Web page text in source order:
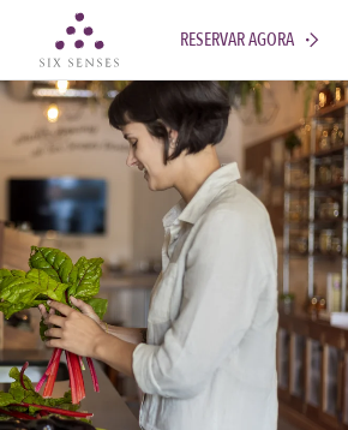
Six sensesRESERVAR AGORA